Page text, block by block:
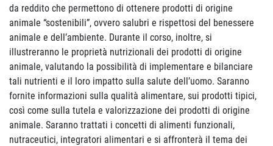
da reddito che permettono di ottenere prodotti di origine
animale “sostenibili”, ovvero salubri e rispettosi del benessere
animale e dell’ambiente. Durante il corso, inoltre, si
illustreranno le proprietà nutrizionali dei prodotti di origine
animale, valutando la possibilità di implementare e bilanciare
tali nutrienti e il loro impatto sulla salute dell’uomo. Saranno
fornite informazioni sulla qualità alimentare, sui prodotti tipici,
così come sulla tutela e valorizzazione dei prodotti di origine
animale. Saranno trattati i concetti di alimenti funzionali,
nutraceutici, integratori alimentari e si affronterà il tema dei